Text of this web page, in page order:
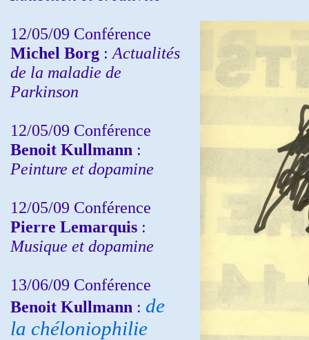
12/05/09 Conférence
Michel Borg : Actualités
de la maladie de
Parkinson
12/05/09 Conférence
Benoit Kullmann :
Peinture et dopamine
12/05/09 Conférence
Pierre Lemarquis :
Musique et dopamine
13/06/09 Conférence
Benoit Kullmann : de
la chéloniophilie